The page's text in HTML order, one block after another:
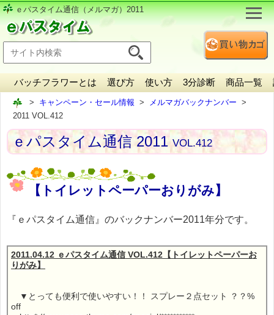
ｅパスタイム通信（メルマガ）2011
バッチフラワーとは 選び方 使い方 3分診断 商品一覧
キャンペーン・セール情報
メルマガバックナンバー
2011 VOL.412
ｅパスタイム通信 2011VOL.412
【トイレットペーパーおりがみ】
『ｅパスタイム通信』のバックナンバー2011年分です。
2011.04.12 ｅパスタイム通信 VOL.412【トイレットペーパーお
りがみ】
▼とっても便利で使いやすい！！ スプレー２点セット ？？%
off